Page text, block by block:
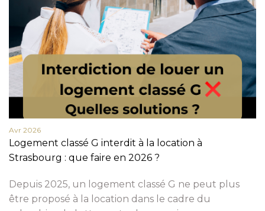
Avr 2026
Logement classé G interdit à la location à
Strasbourg : que faire en 2026 ?
Depuis 2025, un logement classé G ne peut plus
être proposé à la location dans le cadre du